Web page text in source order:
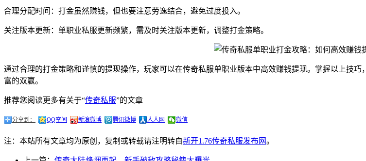
合理分配时间：打金虽然赚钱，但也要注意劳逸结合，避免过度投入。
关注版本更新：单职业私服更新频繁，需及时关注版本更新，调整打金策略。
通过合理的打金策略和谨慎的提现操作，玩家可以在传奇私服单职业版本中高效赚钱提现。掌握以上技
富的双赢。
推荐您阅读更多有关于“传奇私服”的文章
分享到： QQ空间 新浪微博 腾讯微博 人人网 微信
注：本站所有文章均为原创，复制或转载请注明转自新开1.76传奇私服发布网。